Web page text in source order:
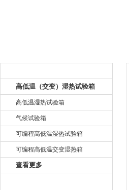
高低温（交变）湿热试验箱
高低温湿热试验箱
气候试验箱
可编程高低温湿热试验箱
可编程高低温交变湿热箱
查看更多